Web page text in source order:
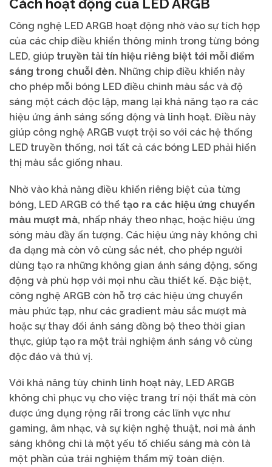
Cách hoạt động của LED ARGB
Công nghệ LED ARGB hoạt động nhờ vào sự tích hợp
của các chip điều khiển thông minh trong từng bóng
LED, giúp truyền tải tín hiệu riêng biệt tới mỗi điểm
sáng trong chuỗi đèn. Những chip điều khiển này
cho phép mỗi bóng LED điều chỉnh màu sắc và độ
sáng một cách độc lập, mang lại khả năng tạo ra các
hiệu ứng ánh sáng sống động và linh hoạt. Điều này
giúp công nghệ ARGB vượt trội so với các hệ thống
LED truyền thống, nơi tất cả các bóng LED phải hiển
thị màu sắc giống nhau.
Nhờ vào khả năng điều khiển riêng biệt của từng
bóng, LED ARGB có thể tạo ra các hiệu ứng chuyển
màu mượt mà, nhấp nháy theo nhạc, hoặc hiệu ứng
sóng màu đầy ấn tượng. Các hiệu ứng này không chỉ
đa dạng mà còn vô cùng sắc nét, cho phép người
dùng tạo ra những không gian ánh sáng động, sống
động và phù hợp với mọi nhu cầu thiết kế. Đặc biệt,
công nghệ ARGB còn hỗ trợ các hiệu ứng chuyển
màu phức tạp, như các gradient màu sắc mượt mà
hoặc sự thay đổi ánh sáng đồng bộ theo thời gian
thực, giúp tạo ra một trải nghiệm ánh sáng vô cùng
độc đáo và thú vị.
Với khả năng tùy chỉnh linh hoạt này, LED ARGB
không chỉ phục vụ cho việc trang trí nội thất mà còn
được ứng dụng rộng rãi trong các lĩnh vực như
gaming, âm nhạc, và sự kiện nghệ thuật, nơi mà ánh
sáng không chỉ là một yếu tố chiếu sáng mà còn là
một phần của trải nghiệm thẩm mỹ toàn diện.